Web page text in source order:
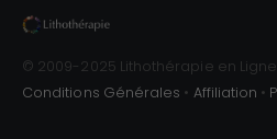
© 2009-2025 Lithothérapie en
Conditions Générales • Affiliation •